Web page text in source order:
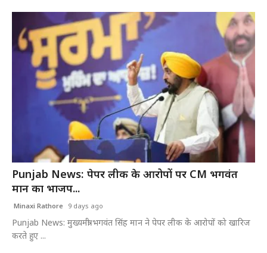
Punjab News: पेपर लीक के आरोपों पर CM भगवंत
मान का भाजप...
Minaxi Rathore 9 days ago
Punjab News: मुख्यमंत्री भगवंत सिंह मान ने पेपर लीक के आरोपों को खारिज
करते हुए ...